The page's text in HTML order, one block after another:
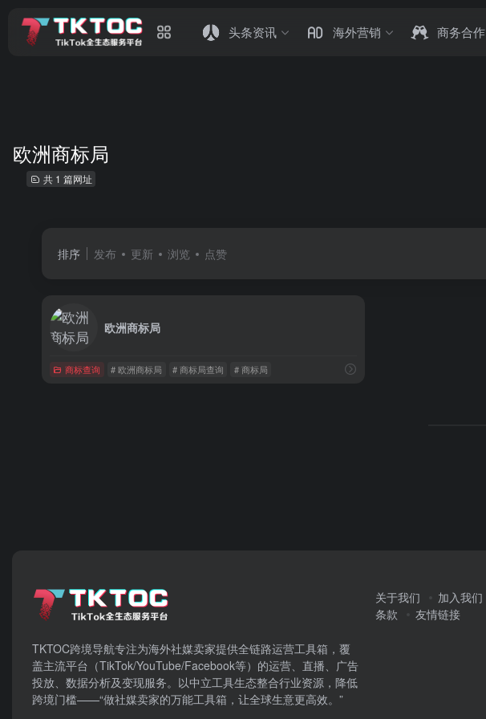
头条资讯 海外营销 商务合作
欧洲商标局
共 1 篇网址
排序 发布 更新 浏览 点赞
欧洲商标局
商标查询 # 欧洲商标局 # 商标局查询 # 商标局
TKTOC跨境导航​专注为海外社媒卖家提供全链路运营工具箱，覆
盖主流平台（TikTok/YouTube/Facebook等）​的运营、直播、广告
投放、数据分析及变现服务。以中立工具生态整合行业资源，降低
跨境门槛——“做社媒卖家的万能工具箱，让全球生意更高效。”
关于我们 加入我们
条款
友情链接